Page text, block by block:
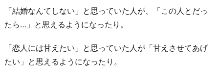
3.
絆
で
「結婚なんてしない」と思っていた人が、「この人とだっ
たら…」と思えるようになったり。
「恋人には甘えたい」と思っていた人が「甘えさせてあげ
たい」と思えるようになったり。